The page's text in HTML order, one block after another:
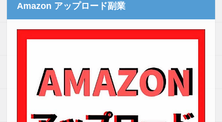
Amazon アップロード副業